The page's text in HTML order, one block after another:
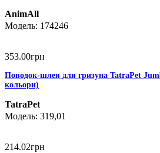
AnimAll
174246
353.00грн
Поводок-шлея для гризуна TatraPet
кольори)
TatraPet
319,01
214.02грн